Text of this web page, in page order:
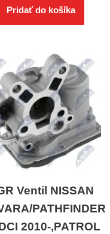
Pridať do košíka
Ventil NISSAN
PATHFINDER
2010-,PATROL